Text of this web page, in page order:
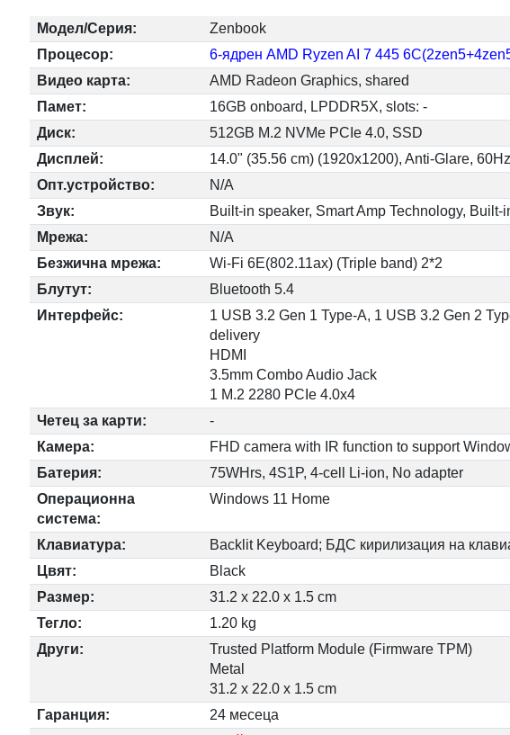
Модел/Серия:
Zenbook
Процесор:
6-ядрен AMD Ryzen AI 7 445
Видео карта:
AMD Radeon Graphics, shared
Памет:
16GB onboard, LPDDR5X, slots: -
Диск:
512GB M.2 NVMe PCIe 4.0, SSD
Дисплей:
14.0" (35.56 cm) (1920x1200), Anti-Glare, 60Hz
Опт.устройство:
N/A
Звук:
Built-in speaker, Smart Amp Technology, Built-
Мрежа:
N/A
Безжична мрежа:
Wi-Fi 6E(802.11ax) (Triple band) 2*2
Блутут:
Bluetooth 5.4
Интерфейс:
1 USB 3.2 Gen 1 Type-A, 1 USB 3.2 Gen 2
delivery
HDMI
3.5mm Combo Audio Jack
1 M.2 2280 PCIe 4.0x4
Четец за карти:
-
Камера:
FHD camera with IR function to support
Батерия:
75WHrs, 4S1P, 4-cell Li-ion, No adapter
Операционна
система:
Windows 11 Home
Клавиатура:
Backlit Keyboard; БДС кирилизация на
Цвят:
Black
Размер:
31.2 x 22.0 x 1.5 cm
Тегло:
1.20 kg
Други:
Trusted Platform Module (Firmware TPM)
Metal
31.2 x 22.0 x 1.5 cm
Гаранция:
24 месеца